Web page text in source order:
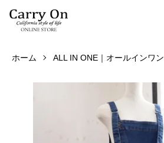
ホーム ALL IN ONE｜オールインワン